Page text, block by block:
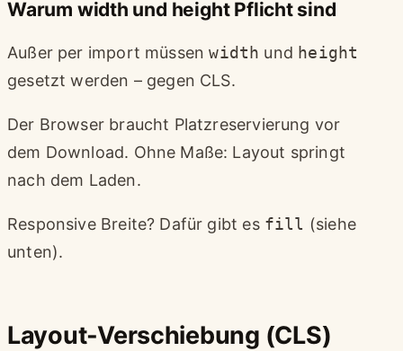
Warum width und height Pflicht sind
Außer per import müssenwidth und height
gesetzt werden – gegen CLS.
Der Browser braucht Platzreservierung vor
dem Download. Ohne Maße: Layout springt
nach dem Laden.
Responsive Breite? Dafür gibt es fill (siehe
unten).
Layout-Verschiebung (CLS)